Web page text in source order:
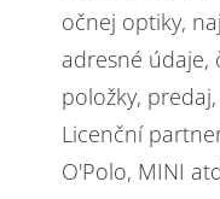
očnej optiky,
adresné údaje,
položky,
Licenční
O'Polo, MINI